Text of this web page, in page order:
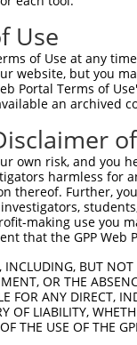
Use
of Use at any
website, but you
Portal Terms of
an archived
own risk, and
harmless for
thereof. Further,
making use you
that the GPP
INCLUDING, BUT
OR THE
FOR ANY DIRECT,
OF LIABILITY,
THE USE OF THE